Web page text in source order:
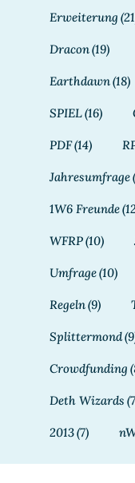
Erweiterung
Dracon(19)
Earthdawn(18)
SPIEL(16)
PDF(14)
Jahresumfrage
1W6 Freunde
WFRP(10)
Umfrage(10)
Regeln(9)
Splittermond
Crowdfunding
Deth Wizards
2013(7)